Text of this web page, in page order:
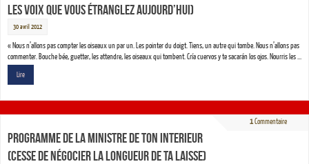
les voix que vous étranglez aujourd’hui)
30 avril 2012
« Nous n’allons pas compter les oiseaux un par un. Les pointer du doigt. Tiens, un autre qui tombe. Nous n’allons pas
commenter. Bouche bée, guetter, les attendre, les oiseaux qui tombent. Cría cuervos y te sacarán los ojos. Nourris les …
Lire
1Commentaire
PROGRAMME DE LA MINISTRE DE TON INTERIEUR
(cesse de négocier la longueur de ta laisse)